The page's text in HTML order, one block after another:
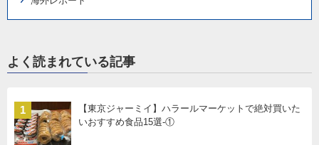
よく読まれている記事
1
【東京ジャーミイ】ハラールマーケットで絶対買いた
いおすすめ食品15選-①